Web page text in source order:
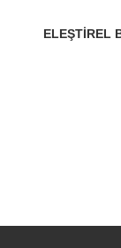
ELEŞTIREL